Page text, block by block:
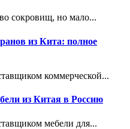
сокровищ, но мало...
из Кита: полное
коммерческой...
из Китая в Россию
мебели для...